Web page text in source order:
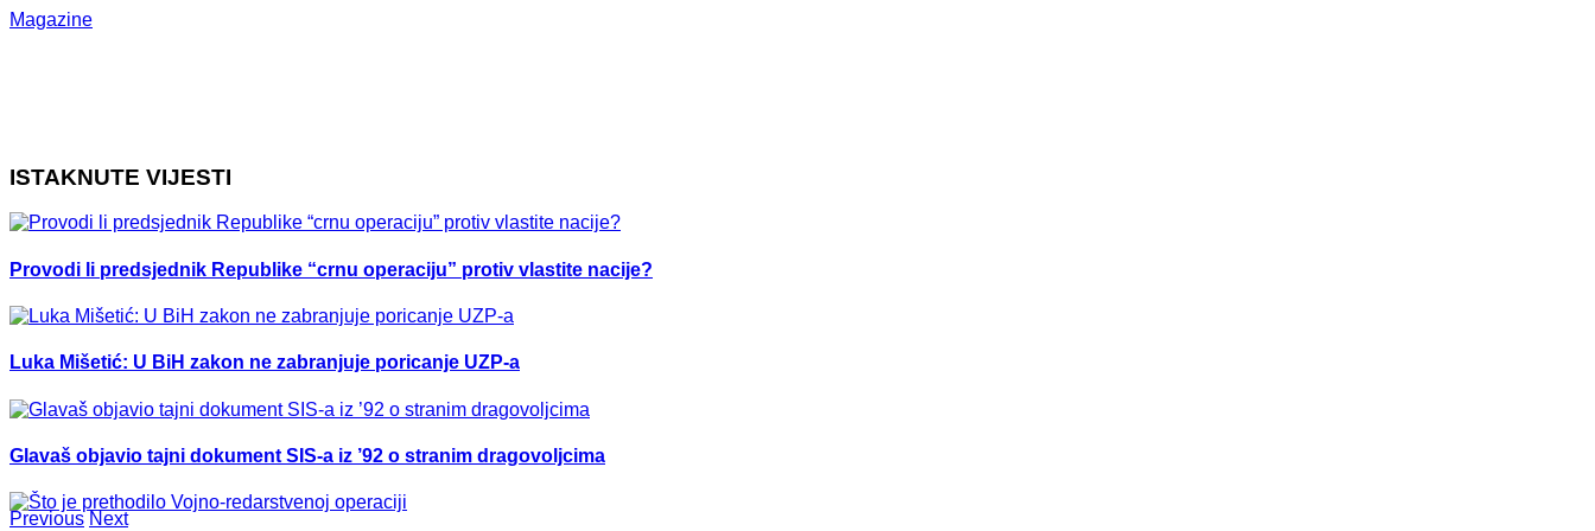
Magazine
ISTAKNUTE VIJESTI
Provodi li predsjednik Republike “crnu operaciju” protiv vlastite nacije?
Luka Mišetić: U BiH zakon ne zabranjuje poricanje UZP-a
Glavaš objavio tajni dokument SIS-a iz ’92 o stranim dragovoljcima
Previous Next